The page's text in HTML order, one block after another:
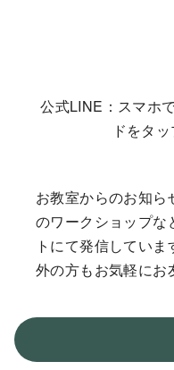
公式LINE：スマホ
ドをタ
お教室からのお知ら
のワークショップな
トにて発信してい
外の方もお気軽にお